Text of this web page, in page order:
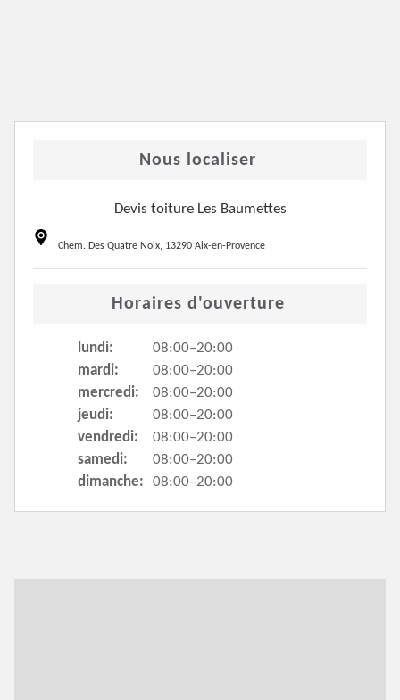
Nous localiser
Devis toiture Les Baumettes
Chem. Des Quatre Noix, 13290 Aix-en-Provence
Horaires d'ouverture
lundi:
08:00–20:00
mardi:
08:00–20:00
mercredi:
08:00–20:00
jeudi:
08:00–20:00
vendredi:
08:00–20:00
samedi:
08:00–20:00
dimanche:
08:00–20:00